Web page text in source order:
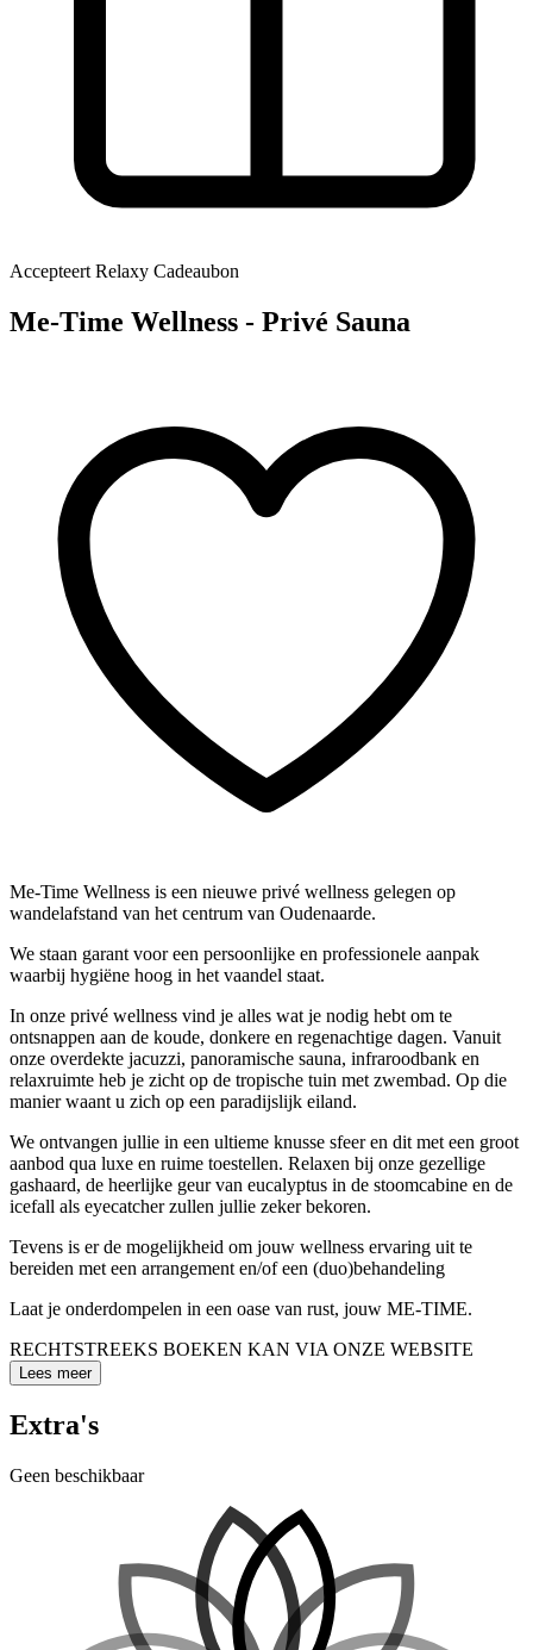
Accepteert Relaxy Cadeaubon
Me-Time Wellness - Privé Sauna
Me-Time Wellness is een nieuwe privé wellness gelegen op
wandelafstand van het centrum van Oudenaarde.
We staan garant voor een persoonlijke en professionele aanpak
waarbij hygiëne hoog in het vaandel staat.
In onze privé wellness vind je alles wat je nodig hebt om te
ontsnappen aan de koude, donkere en regenachtige dagen. Vanuit
onze overdekte jacuzzi, panoramische sauna, infraroodbank en
relaxruimte heb je zicht op de tropische tuin met zwembad. Op die
manier waant u zich op een paradijslijk eiland.
We ontvangen jullie in een ultieme knusse sfeer en dit met een groot
aanbod qua luxe en ruime toestellen. Relaxen bij onze gezellige
gashaard, de heerlijke geur van eucalyptus in de stoomcabine en de
icefall als eyecatcher zullen jullie zeker bekoren.
Tevens is er de mogelijkheid om jouw wellness ervaring uit te
bereiden met een arrangement en/of een (duo)behandeling
Laat je onderdompelen in een oase van rust, jouw ME-TIME.
RECHTSTREEKS BOEKEN KAN VIA ONZE WEBSITE
Lees meer
Extra's
Geen beschikbaar